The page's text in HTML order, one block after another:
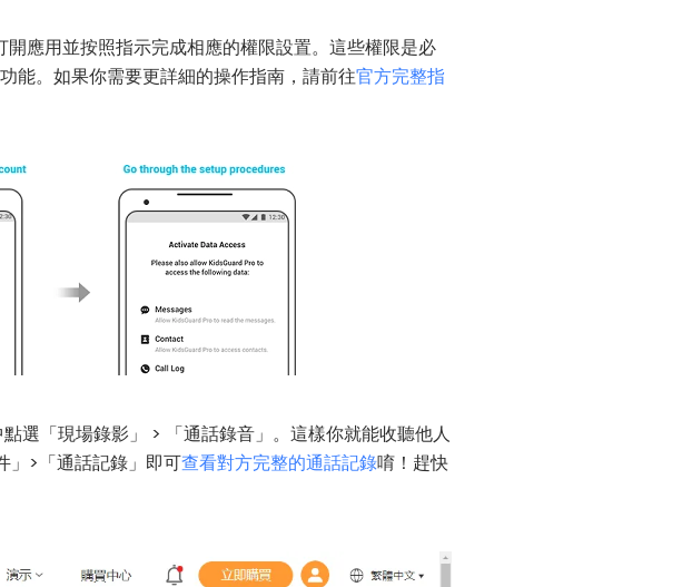
應用並按照指示完成相應的權限設置。這些權限是必
能。如果你需要更詳細的操作指南，請前往官方完整指
選「現場錄影」 > 「通話錄音」。這樣你就能收聽他人
」>「通話記錄」即可查看對方完整的通話記錄唷！趕快